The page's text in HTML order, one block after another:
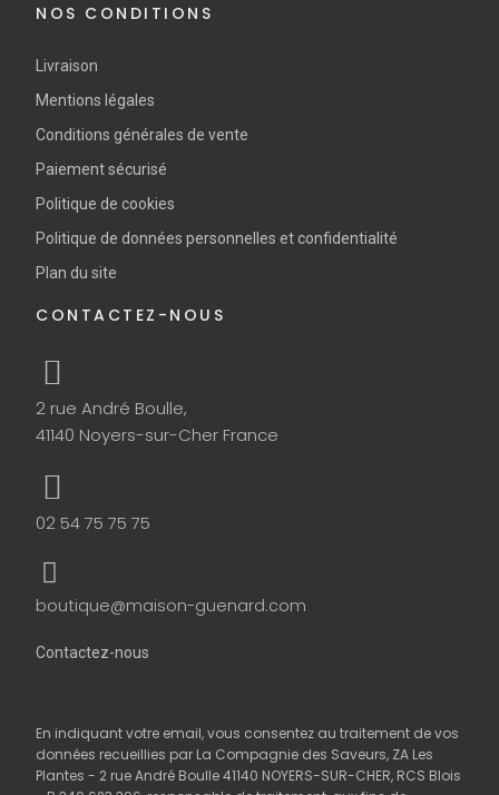
NOS CONDITIONS
Livraison
Mentions légales
Conditions générales de vente
Paiement sécurisé
Politique de cookies
Politique de données personnelles et confidentialité
Plan du site
CONTACTEZ-NOUS
2 rue André Boulle,
41140 Noyers-sur-Cher France
02 54 75 75 75
boutique@maison-guenard.com
Contactez-nous
En indiquant votre email, vous consentez au traitement de vos
données recueillies par La Compagnie des Saveurs, ZA Les
Plantes - 2 rue André Boulle 41140 NOYERS-SUR-CHER, RCS Blois